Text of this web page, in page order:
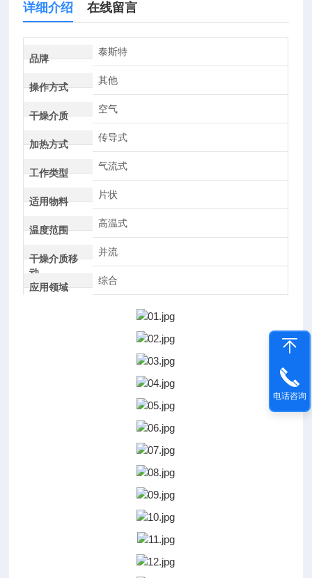
详细介绍 在线留言
品牌
泰斯特
操作方式
其他
干燥介质
空气
加热方式
传导式
工作类型
气流式
适用物料
片状
温度范围
高温式
干燥介质移
动
并流
应用领域
综合
电话咨询